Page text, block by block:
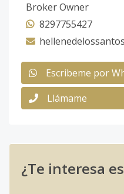
Broker Owner
8297755427
Escribeme por
Llámame
¿Te interesa